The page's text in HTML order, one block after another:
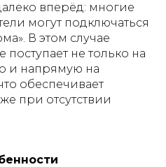
вперёд: многие
могут подключаться
В этом случае
не только на
и напрямую на
обеспечивает
при отсутствии